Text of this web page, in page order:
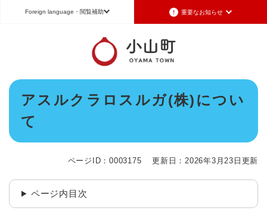
メニューを飛ばして本文へ
Foreign language ・閲覧補助 重要なお知らせ
重要なお知らせ
令和8年6月26日発生の地震被害に対する支援制度のお知らせ
2026年6月28日更新
地震による断水は6月28日午後5時に復旧しました
2026年6月28日更新
2026年6月27日更新
Foreign language
日本語（Japanese） English（英語）
中文（簡体字）
Português（ポルトガル語）
한국어（韓国語）
文字サイズ
本
アスルクラロスルガ(株)につい
て
ページID：0003175 更新日：2026年3月23日更新
ページ内目次